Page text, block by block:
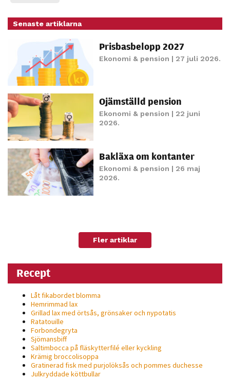
Senaste artiklarna
Prisbasbelopp 2027
Ekonomi & pension | 27 juli 2026.
Ojämställd pension
Ekonomi & pension | 22 juni
2026.
Bakläxa om kontanter
Ekonomi & pension | 26 maj
2026.
Fler artiklar
Recept
Låt fikabordet blomma
Hemrimmad lax
Grillad lax med örtsås, grönsaker och nypotatis
Ratatouille
Forbondegryta
Sjömansbiff
Saltimbocca på fläsk­ytterfilé eller kyckling
Krämig broccolisoppa
Gratinerad fisk med purjolöksås och pommes duchesse
Julkryddade köttbullar